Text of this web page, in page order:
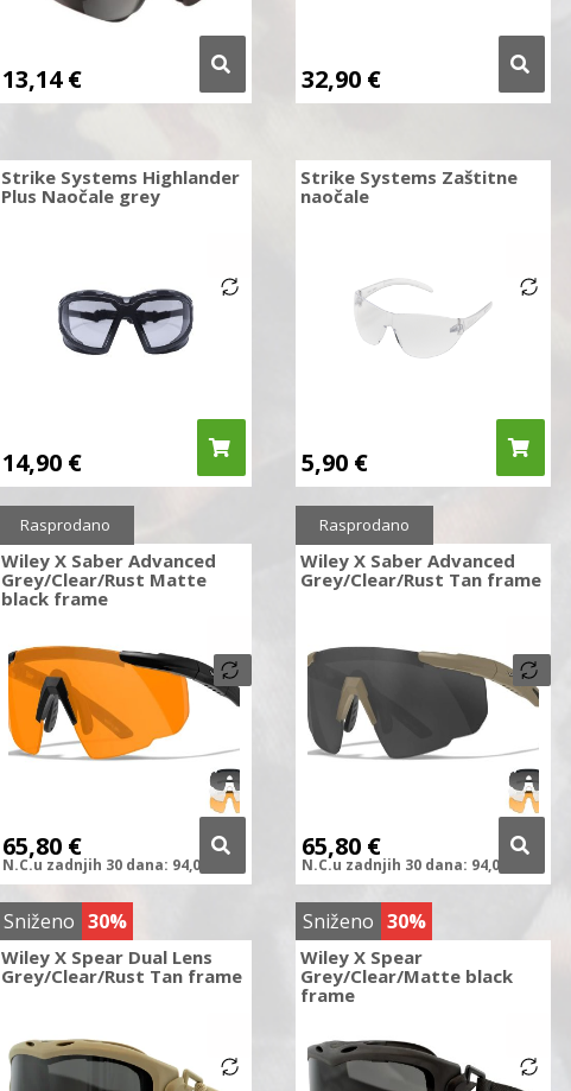
13,14€ 32,90 €
Strike Systems Highlander
Plus Naočale grey
14,90 €
Strike Systems Zaštitne
naočale
5,90 €
Sniženo 30%
Wiley X Saber Advanced
Grey/Clear/Rust Matte
black frame
65,80 €
N.C.u zadnjih 30 dana: 94,00
Rasprodano Sniženo 30%
Wiley X Saber Advanced
Grey/Clear/Rust Tan frame
65,80 €
N.C.u zadnjih 30 dana: 94,00
Rasprodano
Sniženo 30%
Wiley X Spear Dual Lens
Grey/Clear/Rust Tan frame
Sniženo 30%
Wiley X Spear
Grey/Clear/Matte black
frame